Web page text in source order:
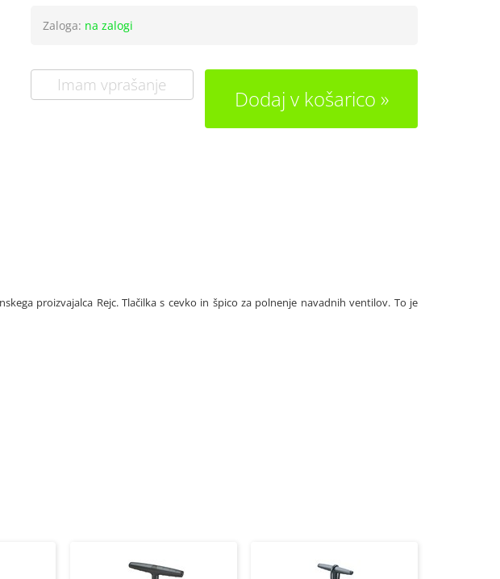
Zaloga: na zalogi
Imam vprašanje
Dodaj v košarico
proizvajalca Rejc. Tlačilka s cevko in špico za polnenje navadnih ventilov. To je